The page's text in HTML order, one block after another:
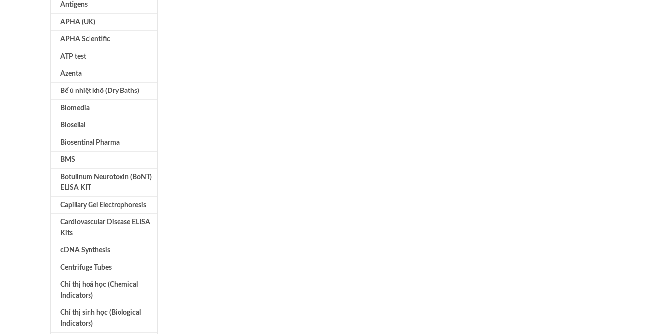
Antigens
APHA (UK)
APHA Scientific
ATP test
Azenta
Bể ủ nhiệt khô (Dry Baths)
Biomedia
Biosellal
Biosentinal Pharma
BMS
Botulinum Neurotoxin (BoNT)
ELISA KIT
Capillary Gel Electrophoresis
Cardiovascular Disease ELISA
Kits
cDNA Synthesis
Centrifuge Tubes
Chỉ thị hoá học (Chemical
Indicators)
Chỉ thị sinh học (Biological
Indicators)